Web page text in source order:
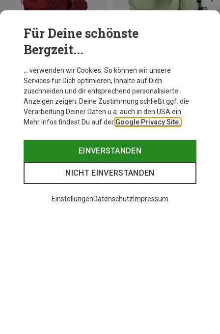
Alptrek 50 Wanderrucksack
239,95 €
Deuter
269,95 €
Für Deine schönste
Bergzeit...
… verwenden wir Cookies. So können wir unsere
Services für Dich optimieren, Inhalte auf Dich
zuschneiden und dir entsprechend personalisierte
Anzeigen zeigen. Deine Zustimmung schließt ggf. die
Verarbeitung Deiner Daten u.a. auch in den USA ein.
Mehr Infos findest Du auf der Google Privacy Site.
EINVERSTANDEN
NICHT EINVERSTANDEN
EinstellungenDatenschutz Impressum